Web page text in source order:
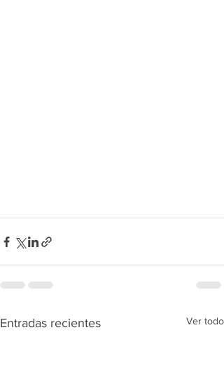
Entradas recientes Ver todo